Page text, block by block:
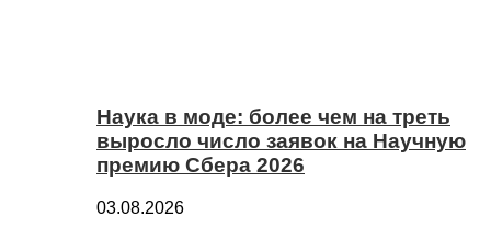
Наука в моде: более чем на треть
выросло число заявок на Научную
премию Сбера 2026
03.08.2026